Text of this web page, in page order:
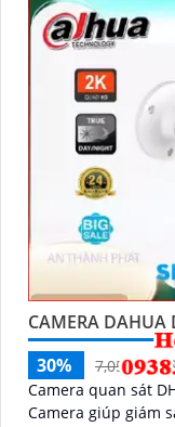
CAMERA DAHUA
30%
7,050,000 ₫
Camera quan sát
Camera giúp giám sát